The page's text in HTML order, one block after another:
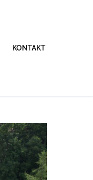
KONTAKT